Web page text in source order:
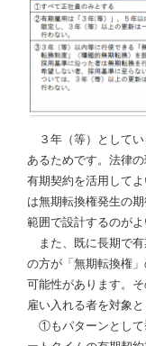
３年（等）としてい
あるためです。法律
有期契約を活用して
は無期転換権発生の
範囲で設計するのが
また、既に長期で有
の方が「無期転換権
可能性があります。
雇い入れる者を対象
①もパターンとして